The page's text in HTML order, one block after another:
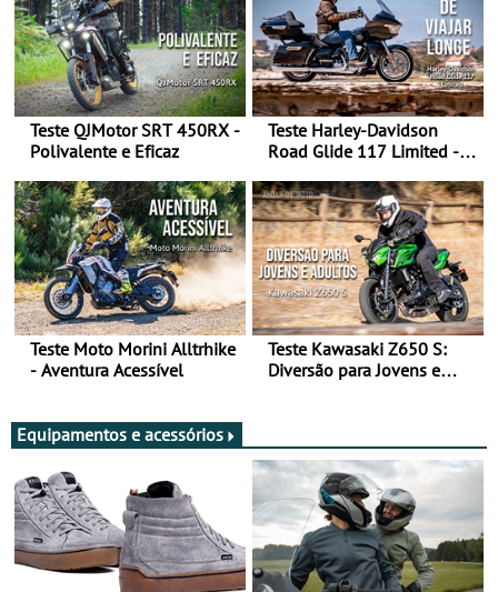
Teste QJMotor SRT 450RX -
Polivalente e Eficaz
Teste Harley-Davidson
Road Glide 117 Limited - A
Teste Moto Morini Alltrhike
- Aventura Acessível
Teste Kawasaki Z650 S:
Diversão para Jovens e
Equipamentos e acessórios